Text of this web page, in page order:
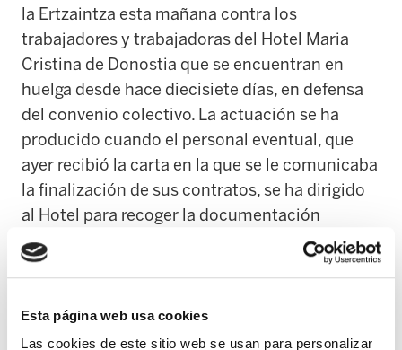
Esta página web usa cookies
Las cookies de este sitio web se usan para personalizar
la Ertzaintza esta mañana contra los
trabajadores y trabajadoras del Hotel Maria
Cristina de Donostia que se encuentran en
huelga desde hace diecisiete días, en defensa
del convenio colectivo. La actuación se ha
producido cuando el personal eventual, que
ayer recibió la carta en la que se le comunicaba
la finalización de sus contratos, se ha dirigido
al Hotel para recoger la documentación
correspondiente para registrarse en el
desempleo. En ese momento la Ertzaintza ha
Ante la insistencia de que esa documentación
es imprescindible para tramitar el desempleo,